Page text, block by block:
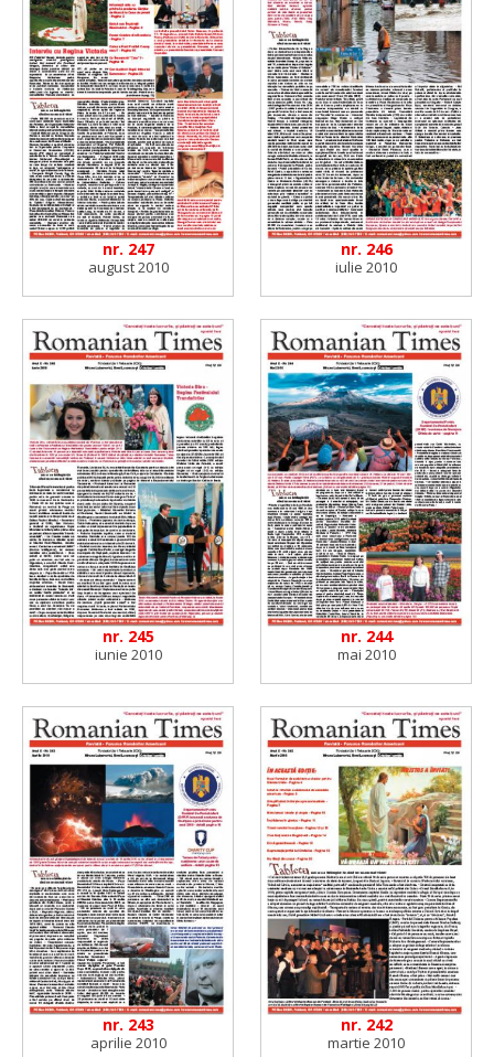
nr. 247
august 2010
nr. 246
iulie 2010
nr. 245
iunie 2010
nr. 244
mai 2010
nr. 243
aprilie 2010
nr. 242
martie 2010